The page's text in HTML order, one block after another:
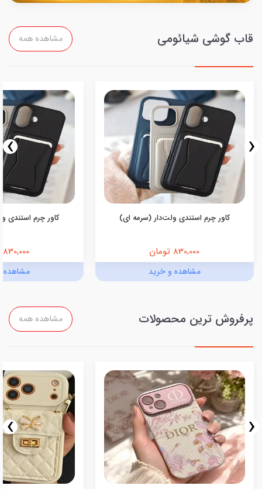
قاب گوشی شیائومی مشاهده همه
کاور چرم استندی ولت‌دار (سرمه ای)
830,000 تومان
مشاهده و خرید
کاور چرم استندی
830,000 تومان
مشاهده
‹
›
پرفروش ترین محصولات مشاهده همه
‹
›